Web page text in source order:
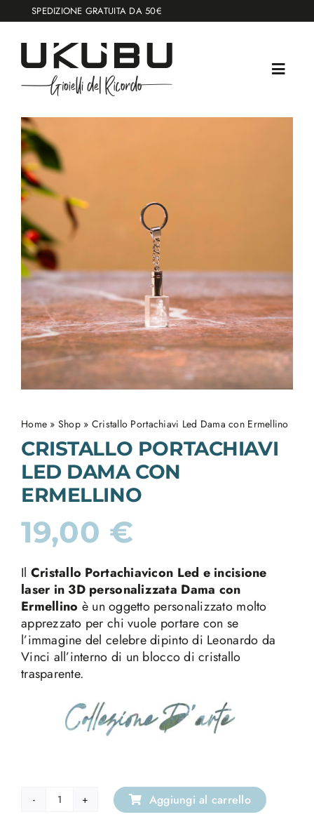
al
contenuto
SPEDIZIONE GRATUITA DA 50€
Home » Shop» Cristallo Portachiavi Led Dama con Ermellino
CRISTALLO PORTACHIAVI
LED DAMA CON
ERMELLINO
19,00 €
Il Cristallo Portachiavicon Led e incisione
laser in 3D personalizzata Dama con
Ermellino è un oggetto personalizzato molto
apprezzato per chi vuole portare con se
l’immagine del celebre dipinto di Leonardo da
Vinci all’interno di un blocco di cristallo
trasparente.
Cristallo
Aggiungi al carrello